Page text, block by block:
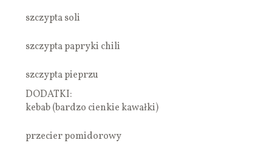
szczypta soli
szczypta papryki chili
szczypta pieprzu
DODATKI:
kebab (bardzo cienkie kawałki)
przecier pomidorowy